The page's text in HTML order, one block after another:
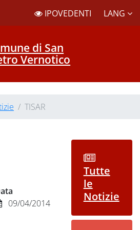
IPOVEDENTI LANG
di San
Vernotico
TISAR
09/04/2014
Tutte
le
Notizie